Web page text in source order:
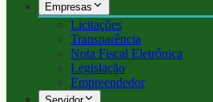
Empresas
Licitações
Transparência
Nota Fiscal Eletrônica
Legislação
Empreendedor